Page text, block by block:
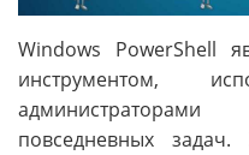
Windows PowerShell
инструментом,
повседневных задач.